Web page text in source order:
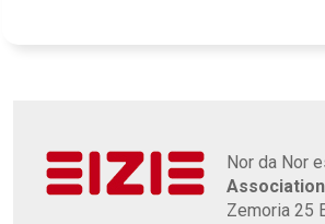
Nor da Nor
Zemoria 25